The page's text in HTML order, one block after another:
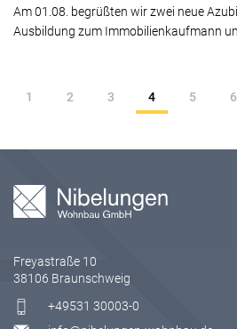
Am 01.08. begrüßten wir zwei neue
Ausbildung zum Immobilienkaufmann
1 2 3 4 5 6
Freyastraße 10
38106 Braunschweig
+49531 30003-0